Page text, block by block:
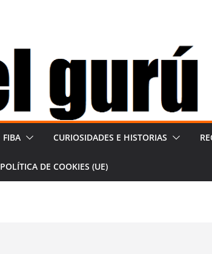
FIBA CURIOSIDADES E HISTORIAS
POLÍTICA DE COOKIES (UE)